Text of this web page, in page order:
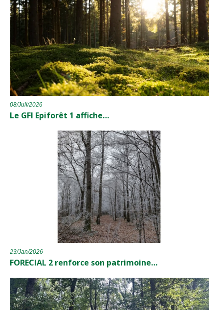
08/Juil/2026
Le GFI Epiforêt 1 affiche…
23/Jan/2026
FORECIAL 2 renforce son patrimoine…